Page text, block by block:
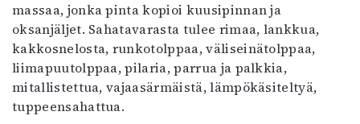
massaa, jonka pinta kopioi kuusipinnan ja
oksanjäljet. Sahatavarasta tulee rimaa, lankkua,
kakkosnelosta, runkotolppaa, väliseinätolppaa,
liimapuutolppaa, pilaria, parrua ja palkkia,
mitallistettua, vajaasärmäistä, lämpökäsiteltyä,
tuppeensahattua.